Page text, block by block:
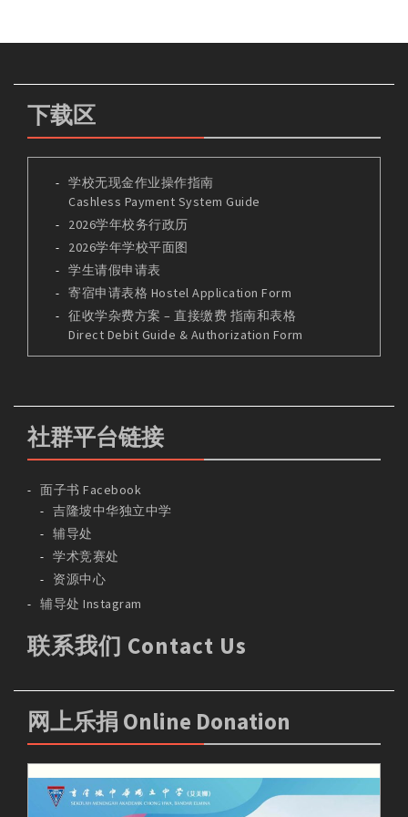
下载区
学校无现金作业操作指南
Cashless Payment System Guide
2026学年校务行政历
2026学年学校平面图
学生请假申请表
寄宿申请表格 Hostel Application Form
征收学杂费方案 – 直接缴费 指南和表格
Direct Debit Guide & Authorization Form
社群平台链接
面子书 Facebook
吉隆坡中华独立中学
辅导处
学术竞赛处
资源中心
辅导处 Instagram
联系我们 Contact Us
网上乐捐 Online Donation